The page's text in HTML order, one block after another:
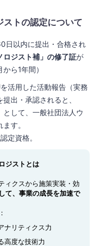
ストの認定について
日以内に提出・合格され
ロジスト補」の修了証が
ら1年間）
活用した活動報告（実務
出・承認されると、
として、一般社団法人ウ
す。
定資格。
ジストとは
ィクスから施策実装・効
て、事業の成長を加速で
ナリティクス力
高度な技術力